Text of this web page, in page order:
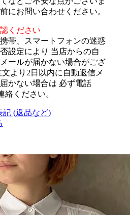
にお問い合わせください。
ください
帯、スマートフォンの迷惑
設定により 当店からの自
ールが届かない場合がござ
より2日以内に自動返信メ
かない場合は 必ず電話
絡ください。
記 (返品など)